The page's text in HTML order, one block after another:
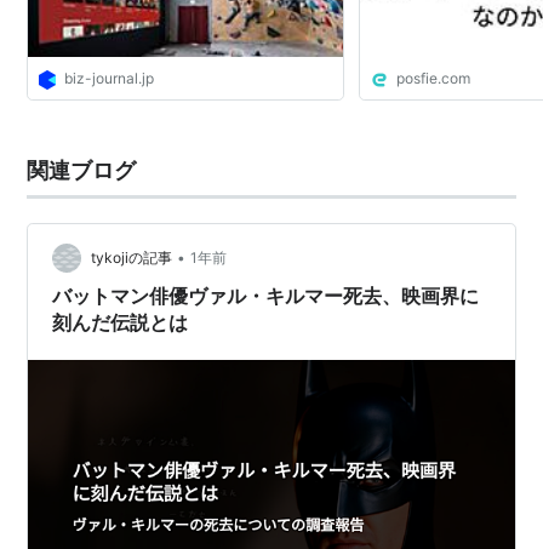
biz-journal.jp posfie.com
関連ブログ
tykojiの記事 • 1年前
バットマン俳優ヴァル・キルマー死去、映画界に
刻んだ伝説とは